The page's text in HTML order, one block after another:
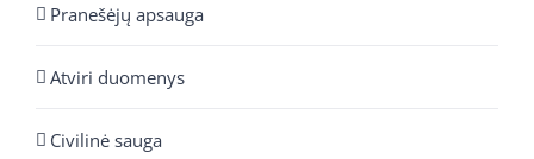
Pranešėjų apsauga
Atviri duomenys
Civilinė sauga